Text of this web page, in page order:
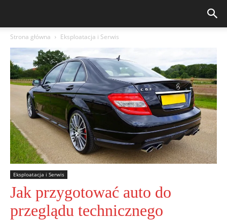
Strona główna Eksploatacja i Serwis
Eksploatacja i Serwis
Jak przygotować auto do
przeglądu technicznego